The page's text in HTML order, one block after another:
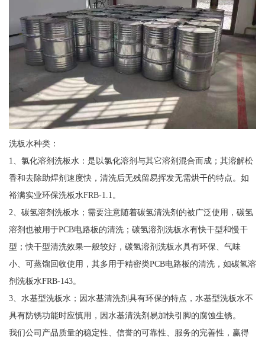
洗板水种类：
1、氯化溶剂洗板水：是以氯化溶剂与其它溶剂混合而成；其溶解松
香和去除助焊剂速度快，清洗后无残留易挥发无需烘干的特点。如
裕满实业环保洗板水FRB-1.1。
2、碳氢溶剂洗板水；需要注意随着碳氢清洗剂的被广泛使用，碳氢
溶剂也被用于PCB电路板的清洗；碳氢溶剂洗板水有快干型和慢干
型；快干型清洗效果一般较好，碳氢溶剂洗板水具有环保、气味
小、可蒸馏回收使用，其多用于精密类PCB电路板的清洗，如碳氢溶
剂洗板水FRB-143。
3、水基型洗板水；因水基清洗剂具有环保的特点，水基型洗板水不
具有防锈功能时应慎用，因水基清洗剂易加快引脚的腐蚀生锈。
我们公司产品质量的稳定性、信誉的可靠性、服务的完善性，赢得